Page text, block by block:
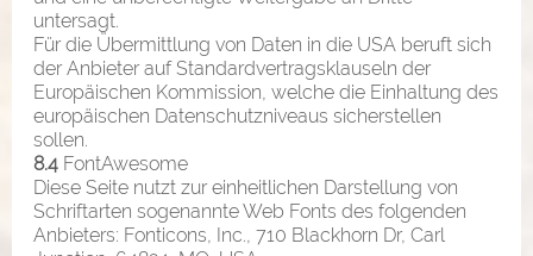
untersagt.
Für die Übermittlung von Daten in die USA beruft sich
der Anbieter auf Standardvertragsklauseln der
Europäischen Kommission, welche die Einhaltung des
europäischen Datenschutzniveaus sicherstellen
sollen.
8.4 FontAwesome
Diese Seite nutzt zur einheitlichen Darstellung von
Schriftarten sogenannte Web Fonts des folgenden
Anbieters: Fonticons, Inc., 710 Blackhorn Dr, Carl